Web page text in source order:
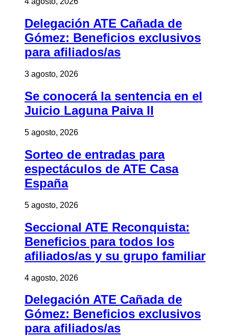
Delegación ATE Cañada de
Gómez: Beneficios exclusivos
para afiliados/as
3 agosto, 2026
Se conocerá la sentencia en el
Juicio Laguna Paiva II
5 agosto, 2026
Sorteo de entradas para
espectáculos de ATE Casa
España
5 agosto, 2026
Seccional ATE Reconquista:
Beneficios para todos los
afiliados/as y su grupo familiar
4 agosto, 2026
Delegación ATE Cañada de
Gómez: Beneficios exclusivos
para afiliados/as